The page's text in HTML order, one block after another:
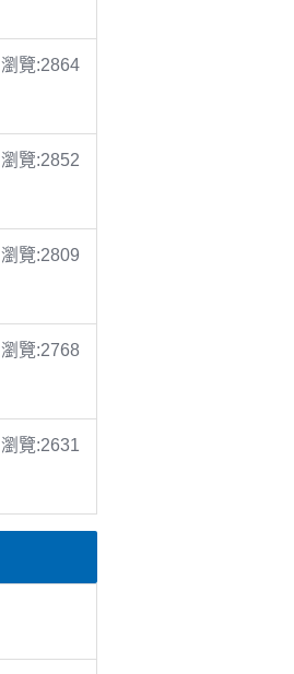
瀏覽:2864
瀏覽:2852
瀏覽:2809
瀏覽:2768
瀏覽:2631